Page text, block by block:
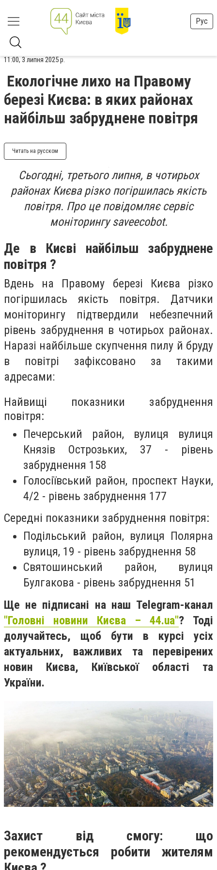
Рус
11:00, 3 липня 2025 р.
Екологічне лихо на Правому
березі Києва: в яких районах
найбільш забруднене повітря
Читать на русском
Сьогодні, третього липня, в чотирьох
районах Києва різко погіршилась якість
повітря. Про це повідомляє сервіс
моніторингу saveecobot.
Де в Києві найбільш забруднене
повітря ?
Вдень на Правому березі Києва різко
погіршилась якість повітря. Датчики
моніторингу підтвердили небезпечний
рівень забруднення в чотирьох районах.
Наразі найбільше скупчення пилу й бруду
в повітрі зафіксовано за такими
адресами:
Найвищі показники забруднення
повітря:
Печерський район, вулиця вулиця
Князів Острозьких, 37 - рівень
забруднення 158
Голосіївський район, проспект Науки,
4/2 - рівень забруднення 177
Середні показники забруднення повітря:
Подільський район, вулиця Полярна
вулиця, 19 - рівень забруднення 58
Святошинський район, вулиця
Булгакова - рівень забруднення 51
Ще не підписані на наш Telegram-канал
"Головні новини Києва – 44.ua"? Тоді
долучайтесь, щоб бути в курсі усіх
актуальних, важливих та перевірених
новин Києва, Київської області та
України.
Захист від смогу: що
рекомендується робити жителям